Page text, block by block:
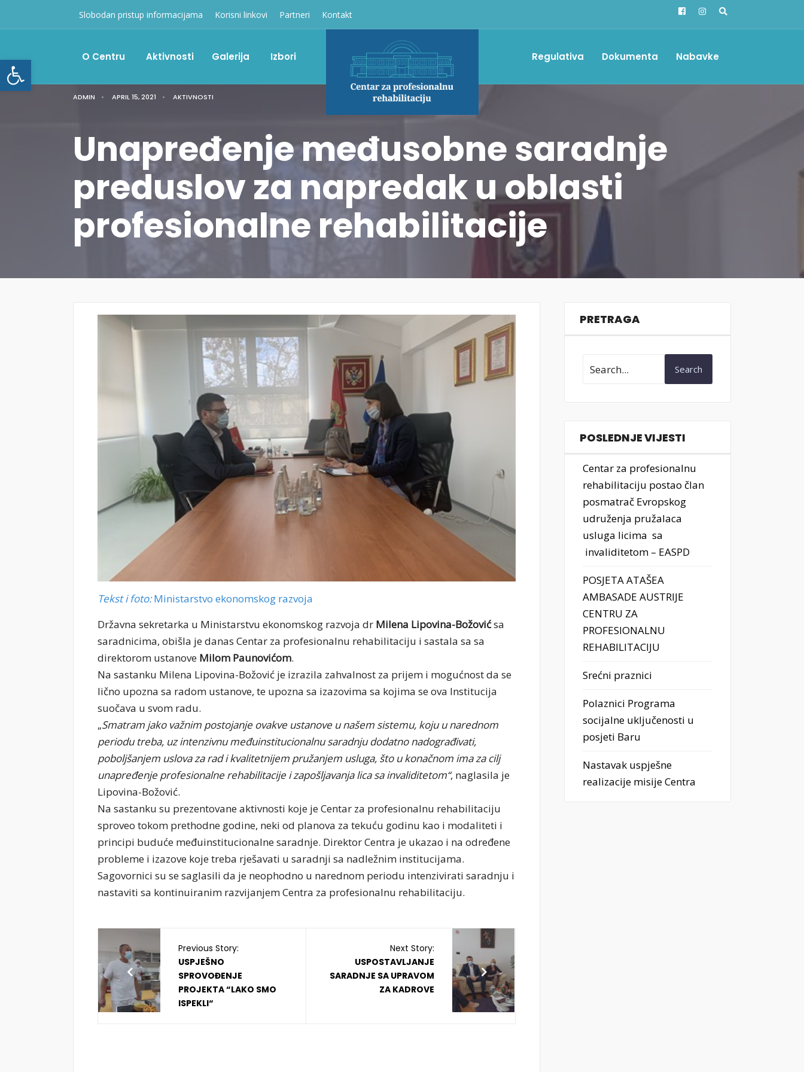
Open toolbar
Slobodan pristup informacijama Korisni linkovi Partneri Kontakt
Nabavke
Dokumenta
Regulativa
O Centru Aktivnosti Galerija Izbori
ADMIN • APRIL 15, 2021 • AKTIVNOSTI
Unapređenje međusobne saradnje
preduslov za napredak u oblasti
profesionalne rehabilitacije
Tekst i foto:Ministarstvo ekonomskog razvoja
Državna sekretarka u Ministarstvu ekonomskog razvoja dr Milena Lipovina-Božovićsa
saradnicima, obišla je danas Centar za profesionalnu rehabilitaciju i sastala sa sa
direktorom ustanove Milom Paunovićom.
Na sastanku Milena Lipovina-Božović je izrazila zahvalnost za prijem i mogućnost da se
lično upozna sa radom ustanove, te upozna sa izazovima sa kojima se ova Institucija
suočava u svom radu.
„Smatram jako važnim postojanje ovakve ustanove u našem sistemu, koju u narednom
periodu treba, uz intenzivnu međuinstitucionalnu saradnju dodatno nadograđivati,
poboljšanjem uslova za rad i kvalitetnijem pružanjem usluga, što u konačnom ima za cilj
unapređenje profesionalne rehabilitacije i zapošljavanja lica sa invaliditetom“, naglasila je
Lipovina-Božović.
Na sastanku su prezentovane aktivnosti koje je Centar za profesionalnu rehabilitaciju
sproveo tokom prethodne godine, neki od planova za tekuću godinu kao i modaliteti i
principi buduće međuinstitucionalne saradnje. Direktor Centra je ukazao i na određene
probleme i izazove koje treba rješavati u saradnji sa nadležnim institucijama.
Sagovornici su se saglasili da je neophodno u narednom periodu intenzivirati saradnju i
nastaviti sa kontinuiranim razvijanjem Centra za profesionalnu rehabilitaciju.
Previous Story:
USPJEŠNO
SPROVOĐENJE
PROJEKTA “LAKO SMO
ISPEKLI“
Next Story:
USPOSTAVLJANJE
SARADNJE SA UPRAVOM
ZA KADROVE
PRETRAGA
Search
POSLEDNJE VIJESTI
Centar za profesionalnu
rehabilitaciju postao član
posmatrač Evropskog
udruženja pružalaca
usluga licima sa
invaliditetom – EASPD
POSJETA ATAŠEA
AMBASADE AUSTRIJE
CENTRU ZA
PROFESIONALNU
REHABILITACIJU
Srećni praznici
Polaznici Programa
socijalne uključenosti u
posjeti Baru
Nastavak uspješne
realizacije misije Centra